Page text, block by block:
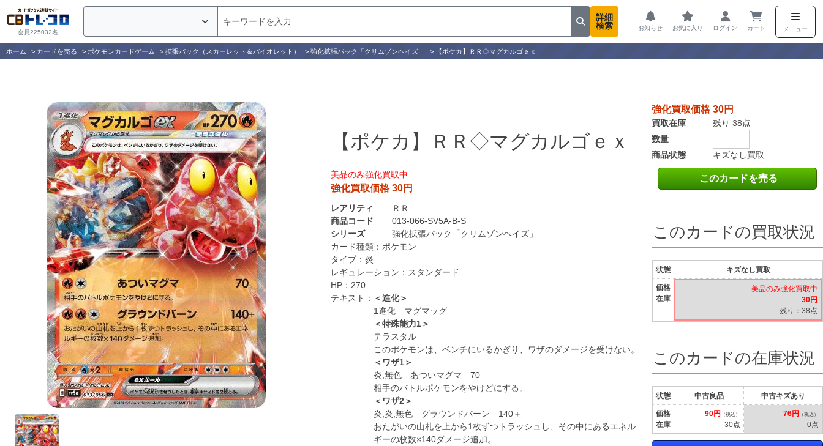
会員225032名
詳細
検索
お知らせ お気に入り ログイン カート メニュー
ホーム > カードを売る > ポケモンカードゲーム > 拡張パック（スカーレット＆バイオレット） > 強化拡張パック「クリムゾンヘイズ」 > 【ポケカ】ＲＲ◇マグカルゴｅｘ
【ポケカ】ＲＲ◇マグカルゴｅｘ
美品のみ強化買取中
強化買取価格 30円
レアリティ
ＲＲ
商品コード
013-066-SV5A-B-S
シリーズ
強化拡張パック「クリムゾンヘイズ」
カード種類： ポケモン
タイプ： 炎
レギュレーション： スタンダード
HP： 270
テキスト： ＜進化＞
1進化 マグマッグ
＜特殊能力1＞
テラスタル
このポケモンは、ベンチにいるかぎり、ワザのダメージを受けない。
＜ワザ1＞
炎,無色 あついマグマ 70
相手のバトルポケモンをやけどにする。
＜ワザ2＞
炎,炎,無色 グラウンドバーン 140＋
おたがいの山札を上から1枚ずつトラッシュし、その中にあるエネル
ギーの枚数×140ダメージ追加。
強化買取価格 30円
商品状態 キズなし買取
買取在庫
残り 38点
数量
このカードを売る
このカードの買取状況
状態
価格
在庫
キズなし買取
美品のみ強化買取中
30円
残り：38点
このカードの在庫状況
状態
価格
在庫
中古良品
90円 （税込）
30点
中古キズあり
76円 （税込）
0点